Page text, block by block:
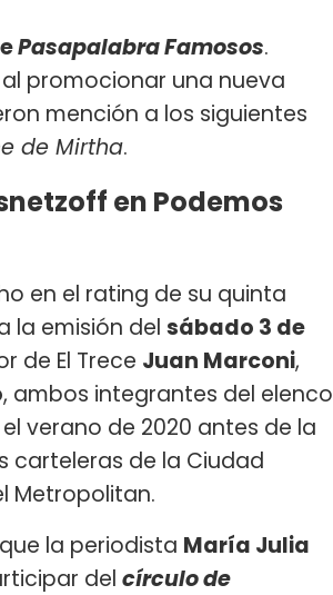
Pasapalabra Famosos.
promocionar una nueva
mención a los siguientes
de Mirtha.
en Podemos
en el rating de su quinta
la emisión del sábado 3 de
de El Trece Juan Marconi,
, ambos integrantes del elenco
verano de 2020 antes de la
carteleras de la Ciudad
Metropolitan.
la periodista María Julia
del círculo de